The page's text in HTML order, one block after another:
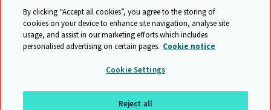
© Cambridge University Press & Assessment
資料保護 保護政策
網站導覽
By clicking “Accept all cookies”, you agree to the storing of
cookies on your device to enhance site navigation, analyse site
usage, and assist in our marketing efforts which includes
personalised advertising on certain pages. Cookie notice
Cookie Settings
Reject all